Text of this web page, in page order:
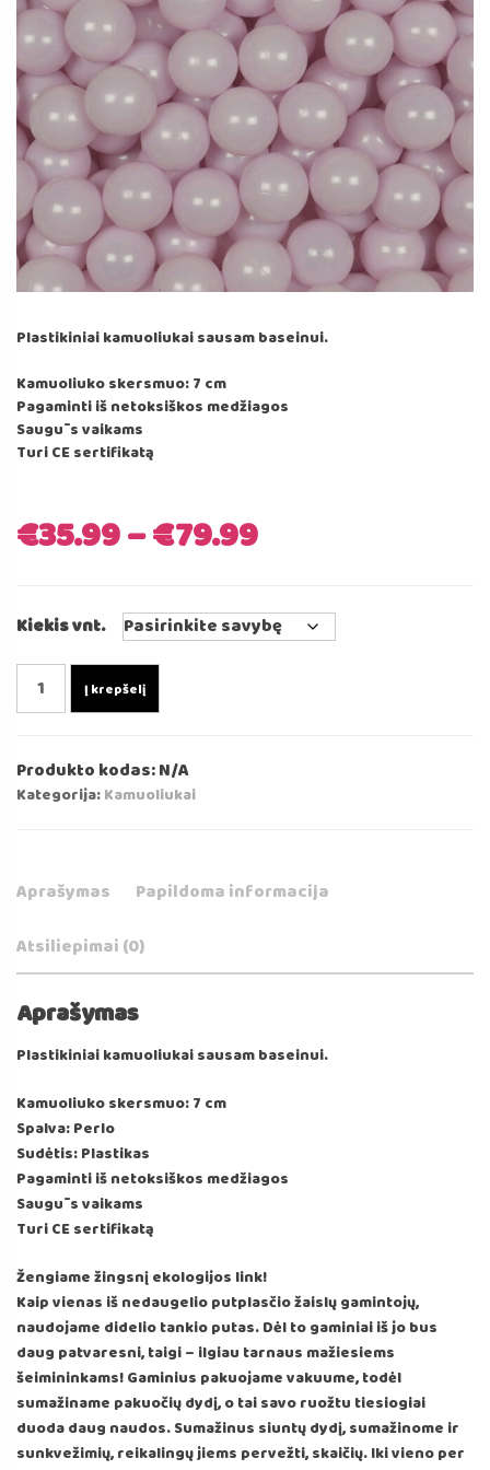
Plastikiniai kamuoliukai sausam baseinui.
Kamuoliuko skersmuo: 7 cm
Pagaminti iš netoksiškos medžiagos
Saugūs vaikams
Turi CE sertifikatą
€35.99–€79.99
Kiekis vnt.
produkto
kiekis:
-
Perlo
Į krepšelį
Produkto kodas:N/A
Kategorija:Kamuoliukai
Aprašymas
Papildoma informacija
Atsiliepimai (0)
Aprašymas
Plastikiniai kamuoliukai sausam baseinui.
Kamuoliuko skersmuo: 7 cm
Spalva: Perlo
Sudėtis: Plastikas
Pagaminti iš netoksiškos medžiagos
Saugūs vaikams
Turi CE sertifikatą
Žengiame žingsnį ekologijos link!
Kaip vienas iš nedaugelio putplasčio žaislų gamintojų,
naudojame didelio tankio putas. Dėl to gaminiai iš jo bus
daug patvaresni, taigi – ilgiau tarnaus mažiesiems
šeimininkams! Gaminius pakuojame vakuume, todėl
sumažiname pakuočių dydį, o tai savo ruožtu tiesiogiai
duoda daug naudos. Sumažinus siuntų dydį, sumažinome ir
sunkvežimių, reikalingų jiems pervežti, skaičių. Iki vieno per